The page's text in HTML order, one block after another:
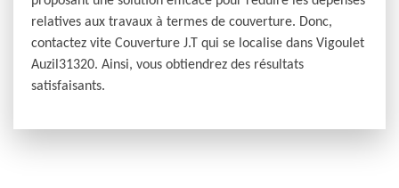
relatives aux travaux à termes de couverture. Donc,
contactez vite Couverture J.T qui se localise dans Vigoulet
Auzil31320. Ainsi, vous obtiendrez des résultats
satisfaisants.